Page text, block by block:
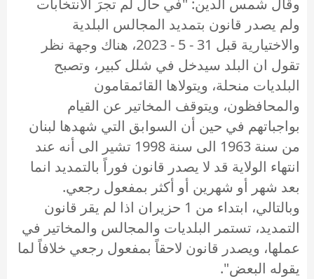
وقال شمس الدين: "في حال لم تجرَ الانتخابات
ولم يصدر قانون بتمديد المجالس البلدية
والاختيارية قبل 31 - 5 - 2023، هناك وجهة نظر
تقول ان البلد سيدخل في شلل كبير، وتصبح
البلديات منحلة، ويتولاها القائمقامون
والمحافظون، ويتوقف المخاتير عن القيام
بواجباتهم في حين أن السوابق التي شهدها لبنان
من سنة 1963 الى سنة 1998 تشير الى أنه عند
انتهاء الولاية قد لا يصدر قانون فوراً بالتمديد انما
بعد شهر أو شهرين أو أكثر بمفعول رجعي.
وبالتالي، ابتداء من 1 حزيران اذا لم يقر قانون
التمديد، تستمر البلديات والمجالس والمخاتير في
عملها، ويصدر قانون لاحقاً بمفعول رجعي خلافاً لما
يقوله البعض".